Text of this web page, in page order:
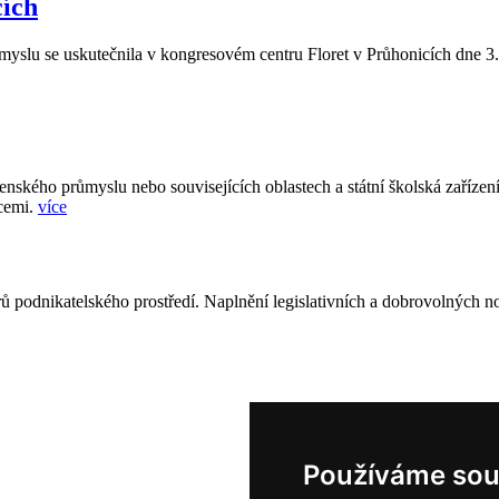
Používáme
se uskutečnila v kongresovém centru Floret v Průhonicích dne
průmyslu nebo souvisejících oblastech a státní školská
více
prostředí. Naplnění legislativních a dobrovolných